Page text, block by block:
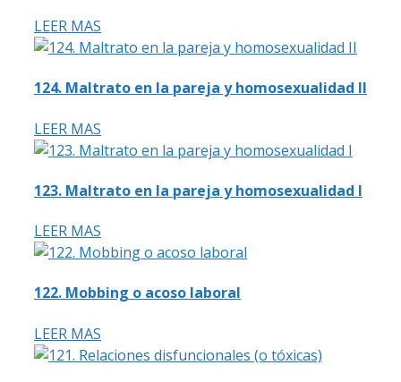
LEER MAS
124. Maltrato en la pareja y homosexualidad II
LEER MAS
123. Maltrato en la pareja y homosexualidad I
LEER MAS
122. Mobbing o acoso laboral
LEER MAS